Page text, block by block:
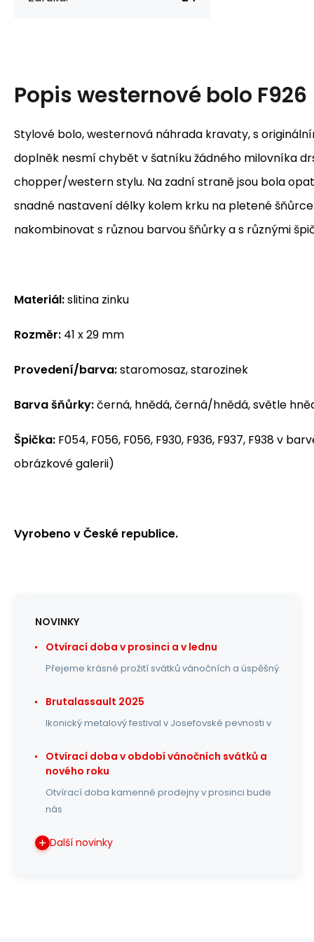
Popiswesternové bolo F926
Stylové bolo, westernová náhrada kravaty, s
doplněk nesmí chybět v šatníku žádného milovníka
chopper/western stylu. Na zadní straně jsou bola
snadné nastavení délky kolem krku na pletené
nakombinovat s různou barvou šňůrky a s různými
Materiál:slitina zinku
Rozměr: 41 x 29 mm
Provedení/barva:staromosaz, starozinek
Barva šňůrky:černá, hnědá, černá/hnědá, světle
Špička: F054, F056, F056, F930, F936, F937, F938 v
obrázkové galerii)
Vyrobeno v České republice.
NOVINKY
Otvírací doba v prosinci a v lednu
Přejeme krásné prožití svátků vánočních a úspěšný
Brutalassault 2025
Ikonický metalový festival v Josefovské pevnosti v
Otvírací doba v období vánočních svátků a
nového roku
Otvírací doba kamenné prodejny v prosinci bude
nás
Další novinky